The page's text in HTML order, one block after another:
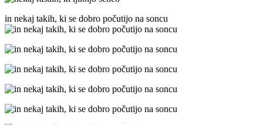
in nekaj takih, ki se dobro počutijo na soncu